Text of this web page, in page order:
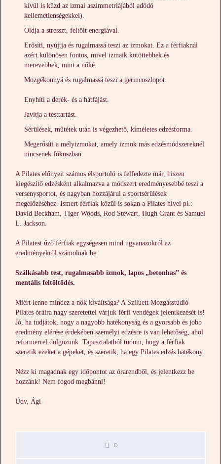
kívül is küzd az izmai aszimmetriájából adódó
kellemetlenségekkel).
Oldja a stresszt, feltölt energiával.
Erősíti, nyújtja és rugalmassá teszi az izmokat. Ez a férfiaknál
azért különösen fontos, mivel izmaik kötöttebbek és
merevebbek, mint a nőké.
Mozgékonnyá és rugalmassá teszi a gerincoszlopot.
Enyhíti a derék- és a hátfájást.
Javítja a testtartást.
Sérülések, műtétek után is végezhető, kíméletes edzésforma.
Megerősíti a mélyizmokat, amely izmok más edzésmódszereknél
nincsenek fókuszban.
A Pilates előnyeit számos élsportoló is felfedezte már, hiszen
kiegészítő edzésként alkalmazva a módszert eredményesebbé teszi a
versenysportot, és nagyban hozzájárul a sportsérülések
megelőzéséhez. Ismert férfiak közül is sokan a Pilates hívei pl.:
David Beckham, Tiger Woods, Rod Stewart, Hugh Grant és Samuel
L. Jackson.
A Pilatest űző férfiak egységesen mind ugyanazokról az
eredményekről számolnak be:
Szálkásabb test, rugalmasabb izmok, lapos „betonhas” és
mentális feltöltődés.
Miért lenne mindez a nők kiváltsága? A Sziluett Mozgásstúdió
Pilates óráira nagy szeretettel várjuk férfi vendégek jelentkezését is!
Jó, ha tudjátok, hogy a nagyobb hatékonyság és a gyorsabb és jobb
eredmény elérése érdekében személyi edzésre is van lehetőség, ahol
reformerrel dolgozunk. Tapasztalatból tudom, hogy a férfiak
szeretik ezeket a gépeket, és szeretik, ha egy Pilates edzés hatékony.
Nézz ki magadnak egy időpontot az órarendből, és jelentkezz be
hozzánk! Nem fogod megbánni!
Üdv, Ági
0